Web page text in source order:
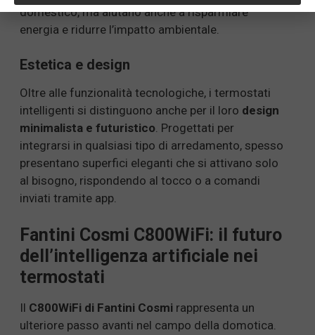
domestico, ma aiutano anche a risparmiare
energia e ridurre l’impatto ambientale.
Estetica e design
Oltre alle funzionalità tecnologiche, i termostati
intelligenti si distinguono anche per il loro design
minimalista e futuristico. Progettati per
integrarsi in qualsiasi tipo di arredamento, spesso
presentano superfici eleganti che si attivano solo
al bisogno, rispondendo al tocco o a comandi
inviati tramite app.
Fantini Cosmi C800WiFi: il futuro
dell’intelligenza artificiale nei
termostati
Il C800WiFi di Fantini Cosmi rappresenta un
ulteriore passo avanti nel campo della domotica.